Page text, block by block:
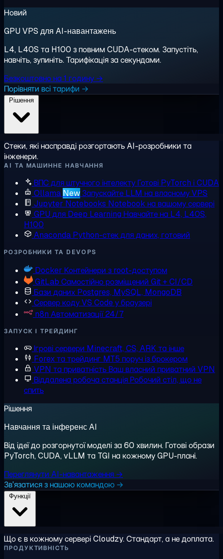
Новий
GPU VPS для AI-навантажень
L4, L40S та H100 з повним CUDA-стеком. Запустіть,
навчіть, зупиніть. Тарифікація за секундами.
Безкоштовно на 1 годину →
Порівняти всі тарифи →
Стеки, які насправді розгортають AI-розробники та
інженери.
AI ТА МАШИННЕ НАВЧАННЯ
ВПС для штучного інтелектуГотові PyTorch і CUDA
Ollama NewЗапускайте LLM на власному VPS
Jupyter Notebooks Notebook на вашому сервері
GPU для Deep Learning Навчайте на L4, L40S,
H100
Anaconda Python-стек для даних, готовий
РОЗРОБНИКИ ТА DEVOPS
Docker Контейнери з root-доступом
GitLab Самостійно розміщений Git + CI/CD
Бази даних Postgres, MySQL, MongoDB
Сервер кодуVS Code у браузері
n8n Автоматизації 24/7
ЗАПУСК І ТРЕЙДИНГ
Ігрові сервери Minecraft, CS, ARK та інше
Forex та трейдинг MT5 поруч із брокером
VPN та приватністьВаш власний приватний VPN
Віддалена робоча станціяРобочий стіл, що не
спить
Рішення
Навчання та інференс AI
Від ідеї до розгорнутої моделі за 60 хвилин. Готові образи
PyTorch, CUDA, vLLM та TGI на кожному GPU-плані.
Переглянути AI-навантаження →
Зв'язатися з нашою командою →
Що є в кожному сервері Cloudzy. Стандарт, а не доплата.
ПРОДУКТИВНІСТЬ